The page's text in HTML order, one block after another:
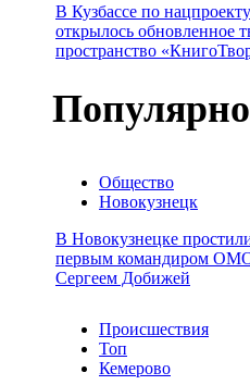
В Кузбассе по нацпроекту
открылось обновленное
пространство
Общество
Новокузнецк
В Новокузнецке
первым командиром
Сергеем Добижей
Происшествия
Топ
Кемерово